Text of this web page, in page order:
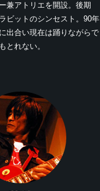
兼アトリエを開設。後期
ビットのシンセスト。90年
出合い現在は踊りながらで
とれない。